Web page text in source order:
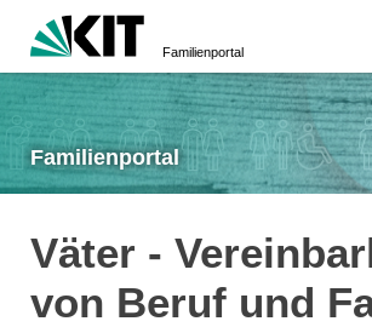
Familienportal
Familienportal
Väter -
von Beruf und